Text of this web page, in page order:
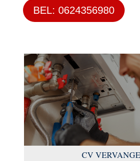
BEL: 0624356980
CV